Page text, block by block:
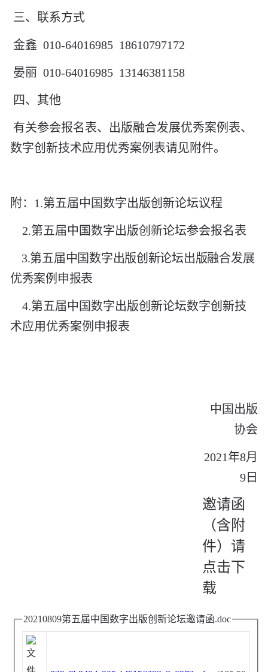
三、联系方式
金鑫 010-64016985 18610797172
晏丽 010-64016985 13146381158
四、其他
有关参会报名表、出版融合发展优秀案例表、
数字创新技术应用优秀案例表请见附件。
附： 1.第五届中国数字出版创新论坛议程
2.第五届中国数字出版创新论坛参会报名表
3.第五届中国数字出版创新论坛出版融合发展
优秀案例申报表
4.第五届中国数字出版创新论坛数字创新技
术应用优秀案例申报表
中国出版
协会
2021年8月
9 日
邀请函
（含附
件）请
点击下
载
20210809第五届中国数字出版创新论坛邀请函.doc